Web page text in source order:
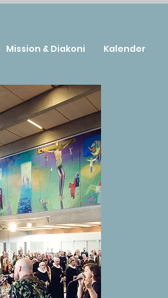
Mission & Diakoni Kalender